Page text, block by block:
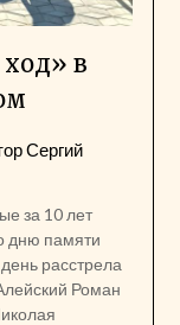
в
Сергий
за 10 лет
дню памяти
расстрела
Роман